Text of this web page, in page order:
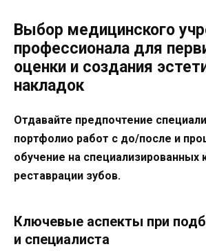
Выбор медицинского
профессионала для
оценки и создания
накладок
Отдавайте предпочтение
портфолио работ с до/после и
обучение на специализированных
реставрации зубов.
Ключевые аспекты при
и специалиста